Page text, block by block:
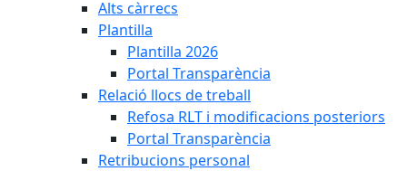
Alts càrrecs
Plantilla
Plantilla 2026
Portal Transparència
Relació llocs de treball
Refosa RLT i modificacions posteriors
Portal Transparència
Retribucions personal